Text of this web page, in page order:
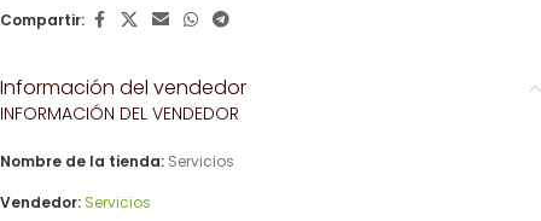
Compartir:
Información del vendedor
INFORMACIÓN DEL VENDEDOR
Nombre de la tienda: Servicios
Vendedor: Servicios